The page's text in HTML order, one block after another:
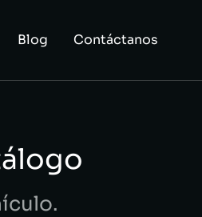
Blog Contáctanos